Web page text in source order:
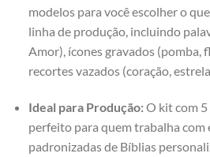
modelos para você escolher o
linha de produção, incluindo
Amor), ícones gravados (pomba,
recortes vazados (coração,
Ideal para Produção:O kit com 5
perfeito para quem trabalha com
padronizadas de Bíblias